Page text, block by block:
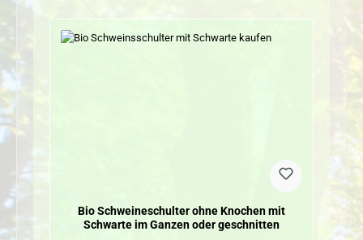
Bio Schweineschulter ohne Knochen mit
Schwarte im Ganzen oder geschnitten